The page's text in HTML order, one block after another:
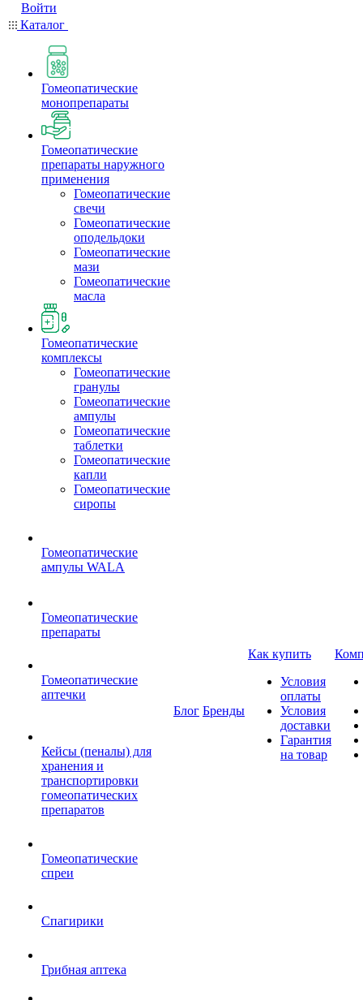
Войти
Каталог
Гомеопатические
монопрепараты
Гомеопатические
препараты наружного
применения
Гомеопатические
свечи
Гомеопатические
оподельдоки
Гомеопатические
мази
Гомеопатические
масла
Гомеопатические
комплексы
Гомеопатические
гранулы
Гомеопатические
ампулы
Гомеопатические
таблетки
Гомеопатические
капли
Гомеопатические
сиропы
Гомеопатические
ампулы WALA
Гомеопатические
препараты
Гомеопатические
аптечки
Кейсы (пеналы) для
хранения и
транспортировки
гомеопатических
препаратов
Гомеопатические
спреи
Спагирики
Грибная аптека
Блог Бренды
Как купить
Условия
оплаты
Условия
доставки
Гарантия
на товар